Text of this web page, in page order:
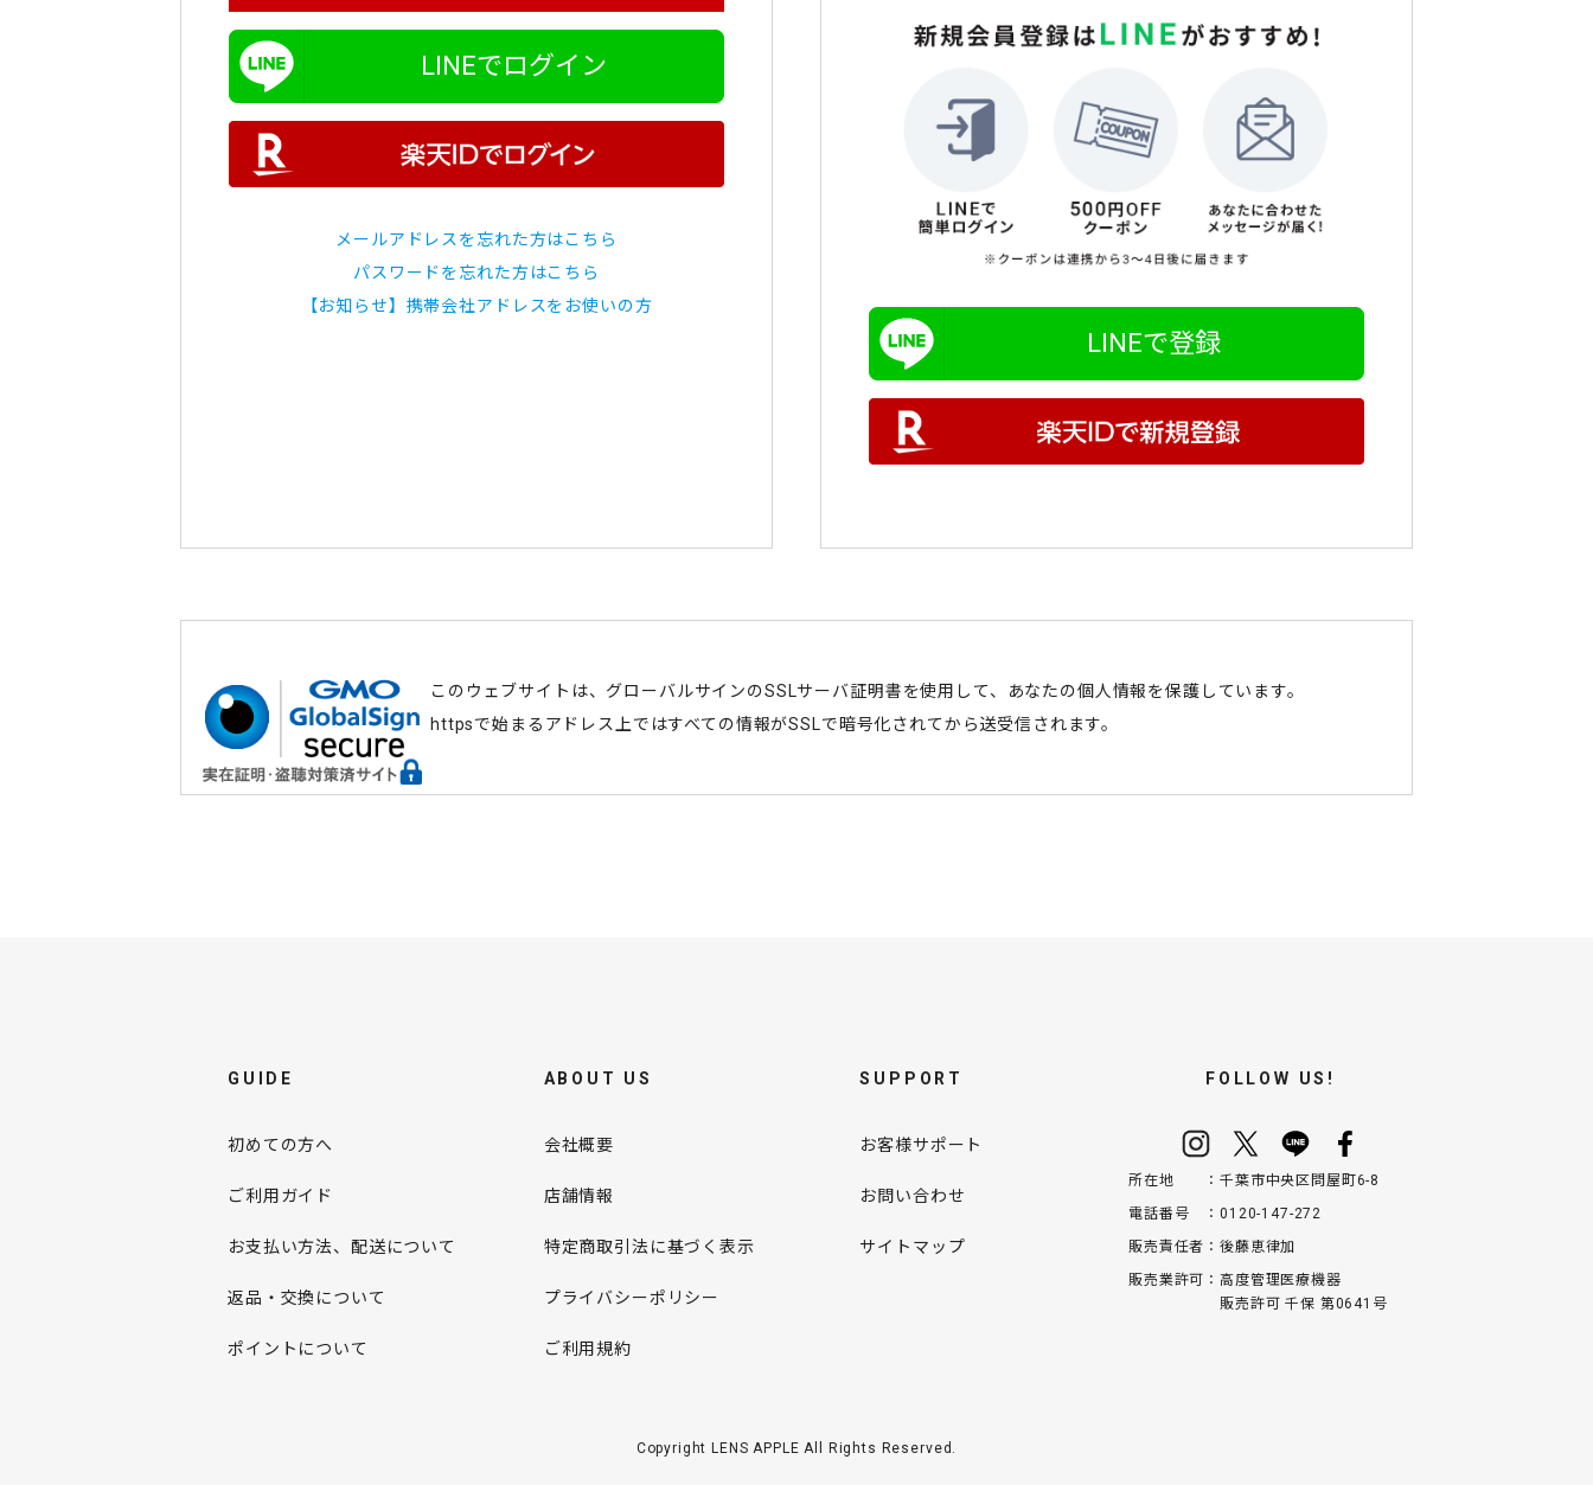
LINEでログイン
メールアドレスを忘れた方はこちら
パスワードを忘れた方はこちら
【お知らせ】携帯会社アドレスをお使いの方
LINEで登録
このウェブサイトは、グローバルサインのSSLサーバ証明書を使用して、あなたの個人情報を保護しています。
httpsで始まるアドレス上ではすべての情報がSSLで暗号化されてから送受信されます。
GUIDE
初めての方へ
ご利用ガイド
お支払い方法、配送について
返品・交換について
ポイントについて
ABOUT US
会社概要
店舗情報
特定商取引法に基づく表示
プライバシーポリシー
ご利用規約
SUPPORT
お客様サポート
お問い合わせ
サイトマップ
FOLLOW US!
所在地
千葉市中央区問屋町6-8
電話番号
0120-147-272
販売責任者
後藤恵律加
販売業許可
高度管理医療機器
販売許可 千保 第0641号
Copyright LENS APPLE All Rights Reserved.